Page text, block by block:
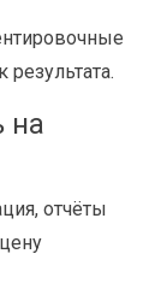
на
отчёты